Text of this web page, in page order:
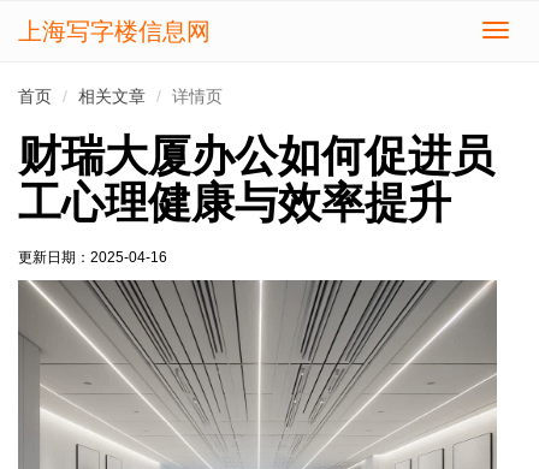
切
上海写字楼信息网
首页 相关文章 详情页
财瑞大厦办公如何促进员
工心理健康与效率提升
更新日期： 2025-04-16